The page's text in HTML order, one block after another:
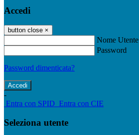
Accedi
button close ×
Nome Utente
Password
Password dimenticata?
-
Entra con SPID Entra con CIE
Seleziona utente